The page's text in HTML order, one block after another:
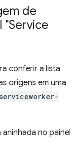
de
"Service
conferir a lista
origens em uma
no painel